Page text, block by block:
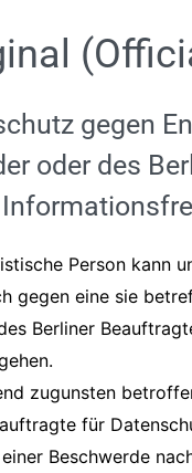
gegen
oder des
Person kann
gegen eine sie
Berliner
zugunsten
für
Beschwerde